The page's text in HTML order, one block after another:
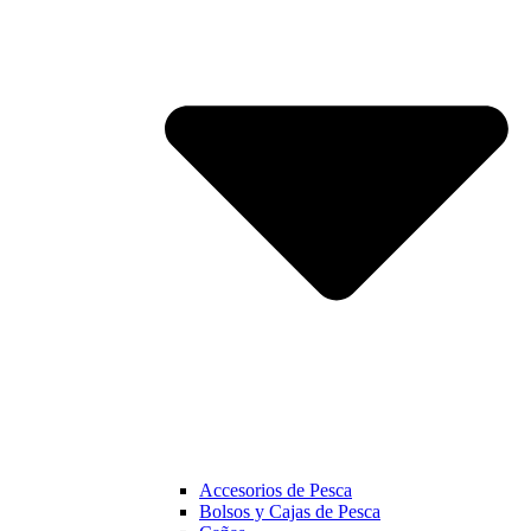
Accesorios de Pesca
Bolsos y Cajas de Pesca